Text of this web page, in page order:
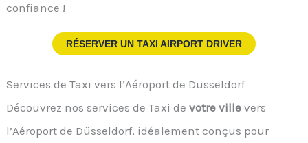
confiance !
RÉSERVER UN TAXI AIRPORT DRIVER
Services de Taxi vers l’Aéroport de Düsseldorf
Découvrez nos services de Taxi de votre ville vers
l’Aéroport de Düsseldorf, idéalement conçus pour